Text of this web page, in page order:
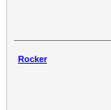
Rocker